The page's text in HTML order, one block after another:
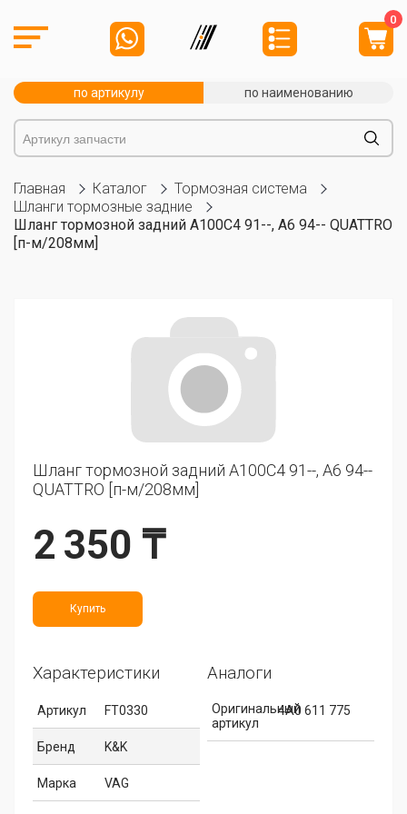
0
по артикулу по наименованию
Главная Каталог
Тормозная система
Шланги тормозные задние
Шланг тормозной задний A100C4 91--, A6 94-- QUATTRO
[п-м/208мм]
Шланг тормозной задний A100C4 91--, A6 94--
QUATTRO [п-м/208мм]
2 350 ₸
Купить
Характеристики
Артикул FT0330
Бренд K&K
Марка VAG
Аналоги
Оригинальный
артикул
4A0 611 775